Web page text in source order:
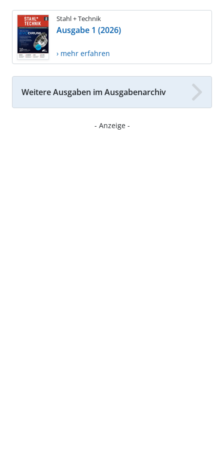
Stahl + Technik
Ausgabe 1 (2026)
› mehr erfahren
Weitere Ausgaben im Ausgabenarchiv
- Anzeige -